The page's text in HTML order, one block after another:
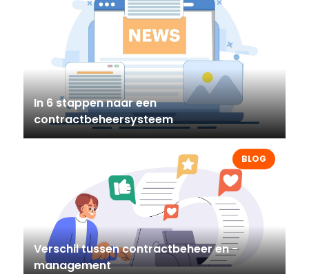
In 6 stappen naar een
contractbeheersysteem
BLOG
Verschil tussen contractbeheer en -
management